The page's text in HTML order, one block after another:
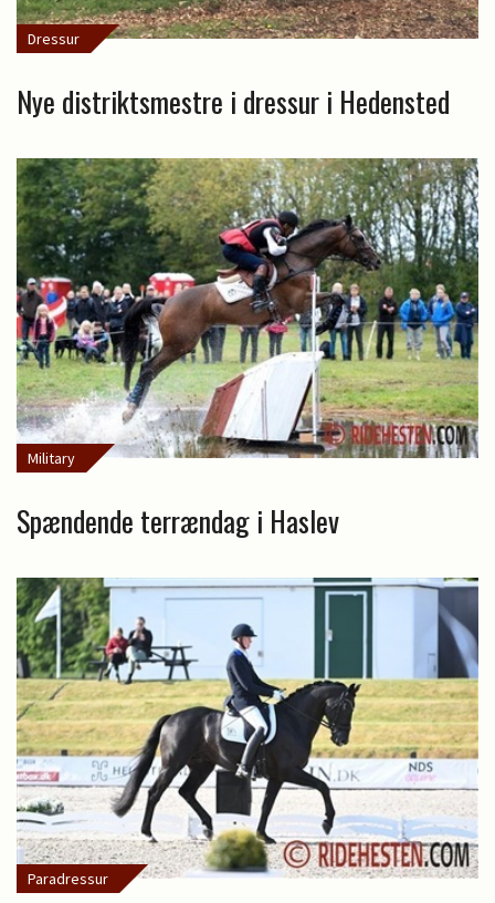
Dressur
Nye distriktsmestre i dressur i Hedensted
Military
Spændende terrændag i Haslev
Paradressur